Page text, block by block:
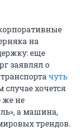
на
еще
заявлял о
чуть
случае хочется
же не
а машина,
трендов.